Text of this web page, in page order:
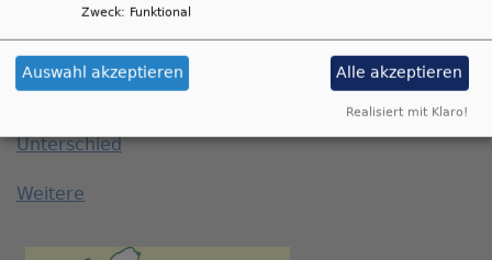
Hiroshima und Nagasaki: Friedensgruppen erinnern
an Atombombenabwürfe
Weidenkirche Pappenheim: "Segen2Ride"
500 Jahre Melanchthon-Schule: Glaube macht den
Unterschied
Weitere
Zweck: Funktional
Auswahl akzeptieren Alle akzeptieren
Realisiert mit Klaro!